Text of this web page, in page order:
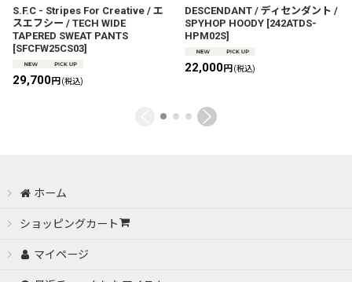
S.F.C - Stripes For Creative / エ
スエフシー / TECH WIDE
TAPERED SWEAT PANTS
[SFCFW25CS03]
29,700円(税込)
DESCENDANT / ディセンダント /
SPYHOP HOODY [242ATDS-
HPM02S]
22,000円(税込)
ホーム
ショッピングカート
マイページ